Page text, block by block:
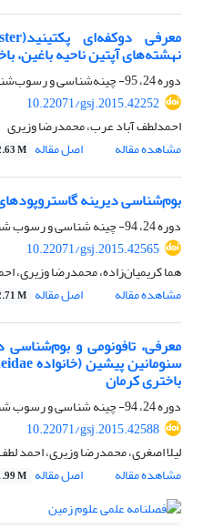
نهشته‌های آپتین ناحیه باغین،
دوره 24، 95- چینه‌شناسی و رسوب‌شناسی، بهار 1394، صفحه
10.22071/gsj.2015.42252
احمدلطف آباد عرب، محمدرضا وزیری
مشاهده مقاله
اصل مقاله M
بوم‌شناسی دیرینه
دوره 24، 94- چینه شناسی و رسوب شناسی، زمستان 1393، صفحه
10.22071/gsj.2015.42565
هما کریمیان‌زاده، محمدرضا وزیری،
مشاهده مقاله
اصل مقاله M
معرفی، تافونومی و
باختری کرمان
دوره 24، 94- چینه شناسی و رسوب شناسی، زمستان 1393، صفحه
10.22071/gsj.2015.42588
لیلا اصغری، محمدرضا وزیری، احمد
مشاهده مقاله
اصل مقاله M